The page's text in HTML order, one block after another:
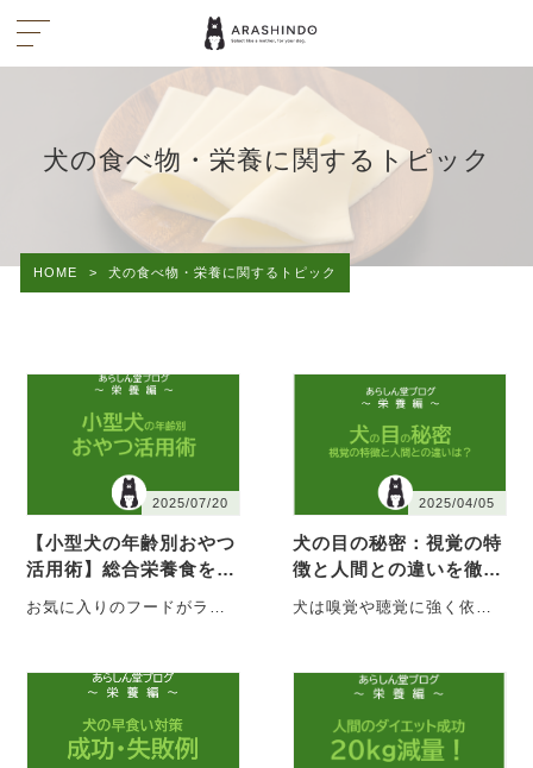
犬の食べ物・栄養に関するトピック
HOME > 犬の食べ物・栄養に関するトピック
2025/07/20
【小型犬の年齢別おやつ
活用術】総合栄養食を補
完する食材とリアルな飼
い主エピソード
お気に入りのフードがライ
つの選び方”。小・・・
2025/04/05
犬の目の秘密：視覚の特
徴と人間との違いを徹底
解説
犬は嗅覚や聴覚に強く依存
といわれ、視覚情・・・